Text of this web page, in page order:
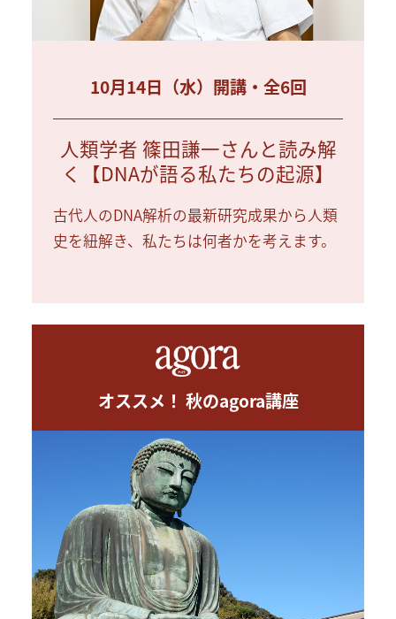
10月14日（水）開講・全6回
人類学者 篠田謙一さんと読み解
く【DNAが語る私たちの起源】
古代人のDNA解析の最新研究成果から人類
史を紐解き、私たちは何者かを考えます。
オススメ！ 秋のagora講座